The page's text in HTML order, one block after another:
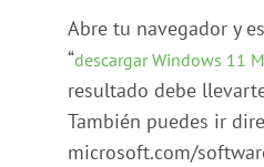
Abre tu navegador y
“descargar Windows 11
resultado debe
También puedes ir
microsoft.com/